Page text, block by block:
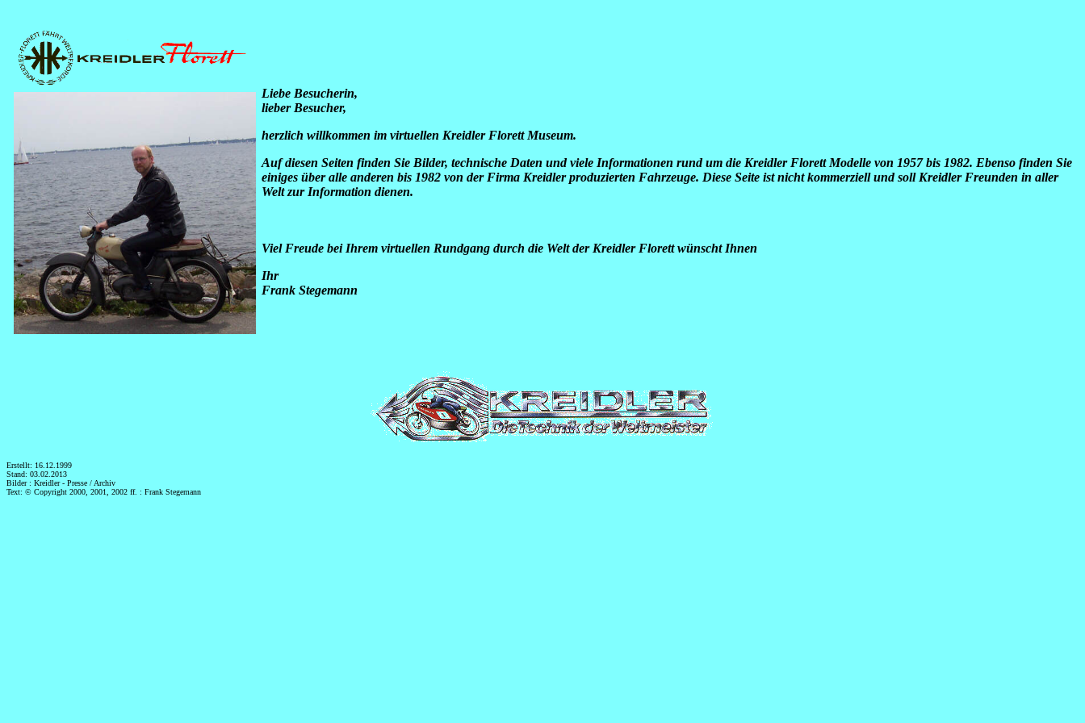
Liebe Besucherin,
lieber Besucher,
herzlich willkommen im virtuellen Kreidler Florett Museum.
Auf diesen Seiten finden Sie Bilder, technische Daten und viele Informationen rund um die Kreidler Florett Modelle von 1957 bis 1982. Ebenso finden Sie
einiges über alle anderen bis 1982 von der Firma Kreidler produzierten Fahrzeuge. Diese Seite ist nicht kommerziell und soll Kreidler Freunden in aller
Welt zur Information dienen.
Viel Freude bei Ihrem virtuellen Rundgang durch die Welt der Kreidler Florett wünscht Ihnen
Ihr
Frank Stegemann
Erstellt: 16.12.1999
Stand: 03.02.2013
Bilder : Kreidler - Presse / Archiv
Text: © Copyright 2000, 2001, 2002 ff. : Frank Stegemann